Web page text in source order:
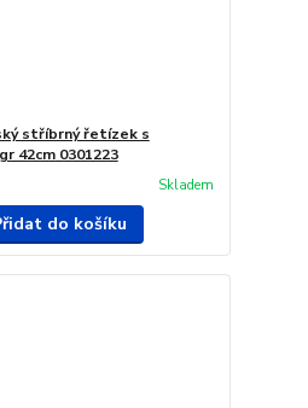
stříbrný řetízek s
42cm 0301223
Skladem
do košíku